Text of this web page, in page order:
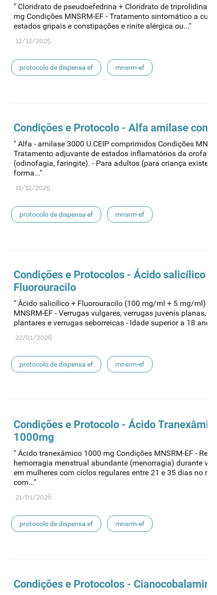
" Cloridrato de pseudoefedrina + Cloridrato de triprolidina
mg Condições MNSRM-EF - Tratamento sintomático a
estados gripais e constipações e rinite alérgica ou..."
12/12/2025
protocolo de dispensa ef mnsrm-ef
Condições e Protocolo - Alfa amilase
" Alfa - amilase 3000 U.CEIP comprimidos Condições
Tratamento adjuvante de estados inflamatórios da
(odinofagia, faringite). - Para adultos (para criança existe
forma..."
11/12/2025
protocolo de dispensa ef mnsrm-ef
Condições e Protocolos - Ácido salicílico +
Fluorouracilo
" Ácido salicílico + Fluorouracilo (100 mg/ml + 5 mg/ml)
MNSRM-EF - Verrugas vulgares, verrugas juvenis planas,
plantares e verrugas seborreicas - Idade superior a 18 anos
22/01/2026
protocolo de dispensa ef mnsrm-ef
Condições e Protocolo - Ácido
1000mg
" Ácido tranexâmico 1000 mg Condições MNSRM-EF -
hemorragia menstrual abundante (menorragia) durante
em mulheres com ciclos regulares entre 21 e 35 dias no
com..."
21/01/2026
protocolo de dispensa ef mnsrm-ef
Condições e Protocolos -